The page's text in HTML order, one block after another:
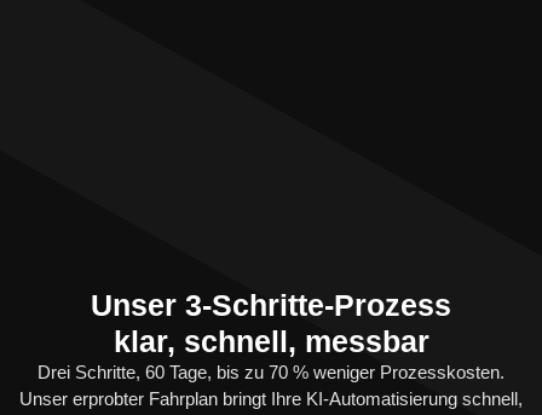
Unser 3-Schritte-Prozess
klar, schnell, messbar
Drei Schritte, 60 Tage, bis zu 70 % weniger Prozesskosten.
Unser erprobter Fahrplan bringt Ihre KI-Automatisierung schnell,